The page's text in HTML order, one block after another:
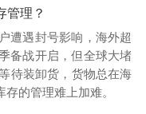
管理？
遭遇封号影响，海外超
备战开启，但全球大堵
待装卸货，货物总在海
的管理难上加难。